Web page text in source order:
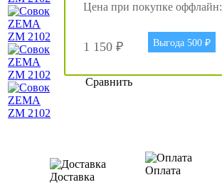
Цена при покупке оффлайн:
1 150 ₽ Выгода 500 ₽
Сравнить
Доставка
Оплата